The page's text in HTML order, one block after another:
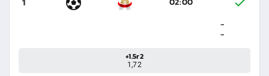
1
-
-
+1.5r2
1,72